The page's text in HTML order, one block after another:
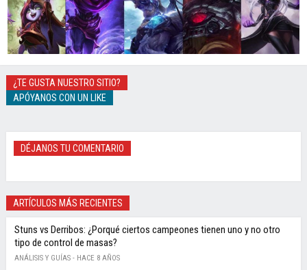
¿TE GUSTA NUESTRO SITIO?
APÓYANOS CON UN LIKE
DÉJANOS TU COMENTARIO
ARTÍCULOS MÁS RECIENTES
Stuns vs Derribos: ¿Porqué ciertos campeones tienen uno y no otro
tipo de control de masas?
ANÁLISIS Y GUÍAS - HACE 8 AÑOS